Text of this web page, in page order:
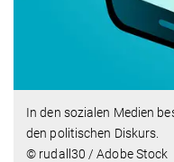
In den sozialen Medien
den politischen Diskurs.
© rudall30 / Adobe Stock